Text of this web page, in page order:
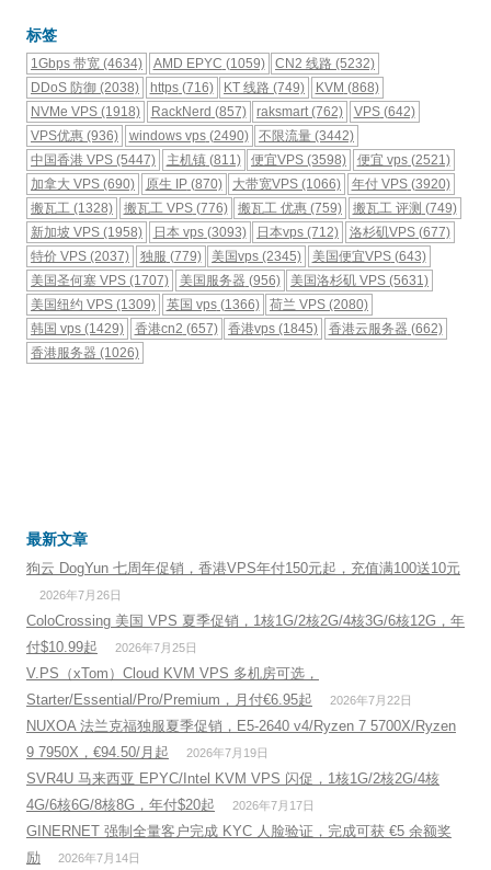
标签
1Gbps 带宽 (4634) AMD EPYC (1059) CN2 线路 (5232)
DDoS 防御 (2038) https(716) KT 线路 (749) KVM (868)
NVMe VPS (1918) RackNerd (857) raksmart(762) VPS(642)
VPS优惠 (936) windows vps(2490) 不限流量 (3442)
中国香港 VPS (5447) 主机镇(811) 便宜VPS (3598) 便宜 vps(2521)
加拿大 VPS (690) 原生 IP(870) 大带宽VPS (1066) 年付 VPS(3920)
搬瓦工 (1328) 搬瓦工 VPS(776) 搬瓦工 优惠 (759) 搬瓦工 评测 (749)
新加坡 VPS (1958) 日本 vps(3093) 日本vps (712) 洛杉矶VPS(677)
特价 VPS (2037) 独服 (779) 美国vps (2345) 美国便宜VPS(643)
美国圣何塞 VPS (1707) 美国服务器 (956) 美国洛杉矶 VPS (5631)
美国纽约 VPS (1309) 英国 vps(1366) 荷兰 VPS (2080)
韩国 vps (1429) 香港cn2 (657) 香港vps (1845) 香港云服务器 (662)
香港服务器 (1026)
最新文章
狗云 DogYun 七周年促销，香港VPS年付150元起，充值满100送10元
2026年7月26日
ColoCrossing 美国 VPS 夏季促销，1核1G/2核2G/4核3G/6核12G，年
付$10.99起
2026年7月25日
V.PS（xTom）Cloud KVM VPS 多机房可选，
Starter/Essential/Pro/Premium，月付€6.95起
2026年7月22日
NUXOA 法兰克福独服夏季促销，E5-2640 v4/Ryzen 7 5700X/Ryzen
9 7950X，€94.50/月起
2026年7月19日
SVR4U 马来西亚 EPYC/Intel KVM VPS 闪促，1核1G/2核2G/4核
4G/6核6G/8核8G，年付$20起
2026年7月17日
GINERNET 强制全量客户完成 KYC 人脸验证，完成可获 €5 余额奖
励
2026年7月14日